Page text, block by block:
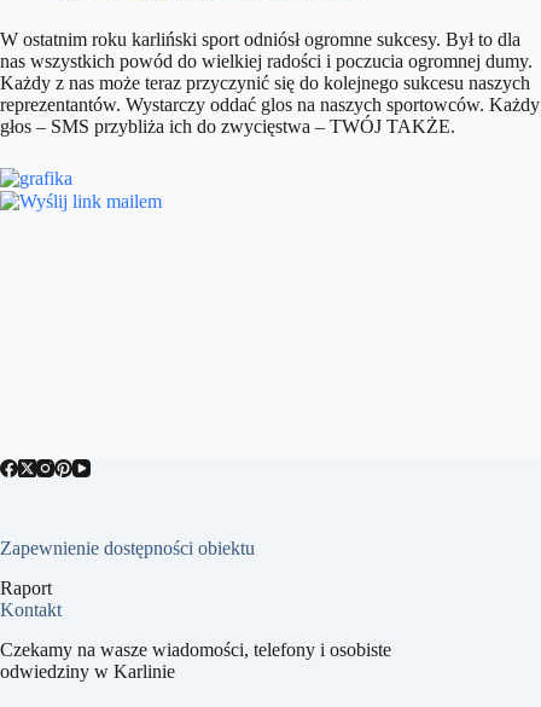
W ostatnim roku karliński sport odniósł ogromne sukcesy. Był to dla
nas wszystkich powód do wielkiej radości i poczucia ogromnej dumy.
Każdy z nas może teraz przyczynić się do kolejnego sukcesu naszych
reprezentantów. Wystarczy oddać glos na naszych sportowców. Każdy
głos – SMS przybliża ich do zwycięstwa – TWÓJ TAKŻE.
Zapewnienie dostępności obiektu
Raport
Kontakt
Czekamy na wasze wiadomości, telefony i osobiste
odwiedziny w Karlinie